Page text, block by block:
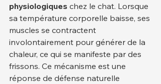
physiologiques chez le chat. Lorsque
sa température corporelle baisse, ses
muscles se contractent
involontairement pour générer de la
chaleur, ce qui se manifeste par des
frissons. Ce mécanisme est une
réponse de défense naturelle